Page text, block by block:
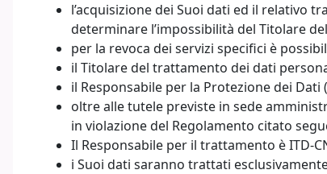
l’acquisizione dei Suoi dati ed il relativo
determinare l’impossibilità del Titolare
per la revoca dei servizi specifici è
il Titolare del trattamento dei dati
il Responsabile per la Protezione dei
oltre alle tutele previste in sede
in violazione del Regolamento citato
Il Responsabile per il trattamento è ITD-
i Suoi dati saranno trattati